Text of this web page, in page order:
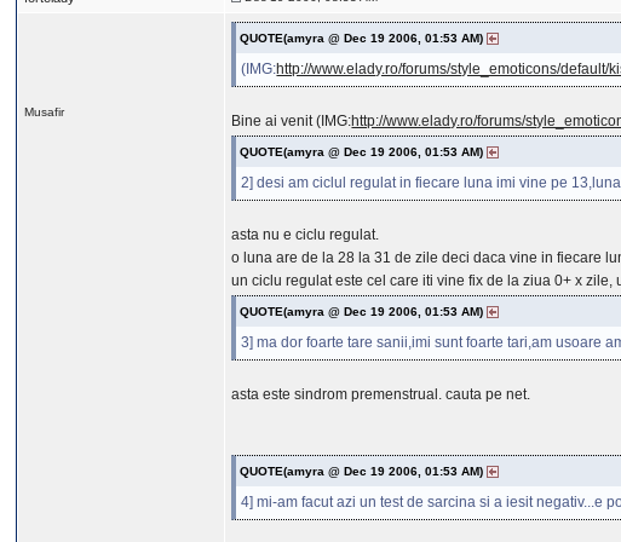
Musafir
QUOTE(amyra @ Dec 19 2006, 01:53 AM)
(IMG:http://www.elady.ro/forums/style_emoticons/default/
Bine ai venit (IMG:http://www.elady.ro/forums/
QUOTE(amyra @ Dec 19 2006, 01:53 AM)
2] desi am ciclul regulat in fiecare luna imi vine pe
asta nu e ciclu regulat.
o luna are de la 28 la 31 de zile deci daca vine in fiecare
un ciclu regulat este cel care iti vine fix de la ziua 0+ x
QUOTE(amyra @ Dec 19 2006, 01:53 AM)
3] ma dor foarte tare sanii,imi sunt foarte tari,am usoare
asta este sindrom premenstrual. cauta pe net.
QUOTE(amyra @ Dec 19 2006, 01:53 AM)
4] mi-am facut azi un test de sarcina si a iesit negativ...e